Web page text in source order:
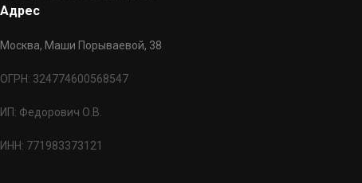
Адрес
Москва, Маши Порываевой, 38
ОГРН: 324774600568547
ИП: Федорович О.В.
ИНН: 771983373121